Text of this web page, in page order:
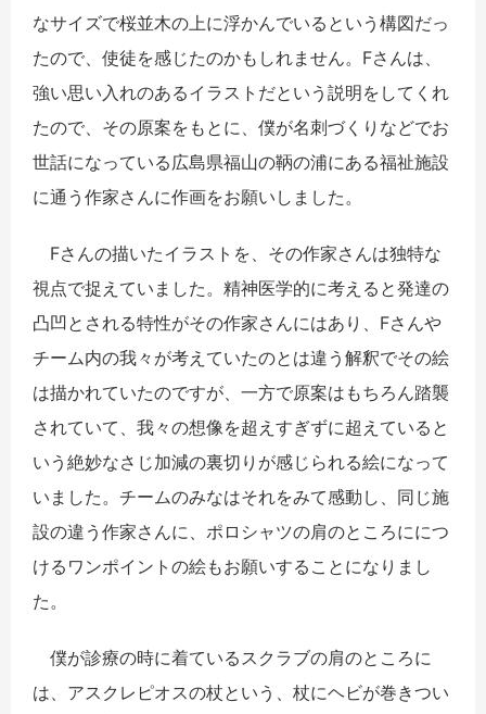
なサイズで桜並木の上に浮かんでいるという構図だっ
たので、使徒を感じたのかもしれません。Fさんは、
強い思い入れのあるイラストだという説明をしてくれ
たので、その原案をもとに、僕が名刺づくりなどでお
世話になっている広島県福山の鞆の浦にある福祉施設
に通う作家さんに作画をお願いしました。
Fさんの描いたイラストを、その作家さんは独特な
視点で捉えていました。精神医学的に考えると発達の
凸凹とされる特性がその作家さんにはあり、Fさんや
チーム内の我々が考えていたのとは違う解釈でその絵
は描かれていたのですが、一方で原案はもちろん踏襲
されていて、我々の想像を超えすぎずに超えていると
いう絶妙なさじ加減の裏切りが感じられる絵になって
いました。チームのみなはそれをみて感動し、同じ施
設の違う作家さんに、ポロシャツの肩のところににつ
けるワンポイントの絵もお願いすることになりまし
た。
僕が診療の時に着ているスクラブの肩のところに
は、アスクレピオスの杖という、杖にヘビが巻きつい